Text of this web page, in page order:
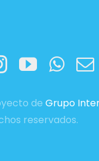
de Grupo
reservados.